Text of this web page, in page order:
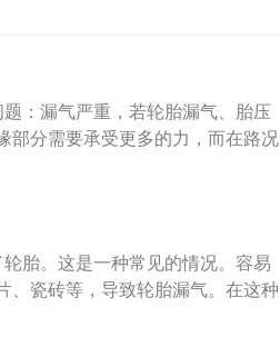
：漏气严重，若轮胎漏气、胎压
部分需要承受更多的力，而在路况
使用寿命。建议及时更换更好的
的汽车修理厂或轮胎修理厂进行
，让师傅上门充气。3、气门芯有
以观察气门芯，如果表面出现了
修理。4、胎压监测漏气：有一些
，外置的胎压监测装上出现漏气
胎。这是一种常见的情况。容易
、瓷砖等，导致轮胎漏气。在这种
轮胎侧面被刺穿，建议更换轮